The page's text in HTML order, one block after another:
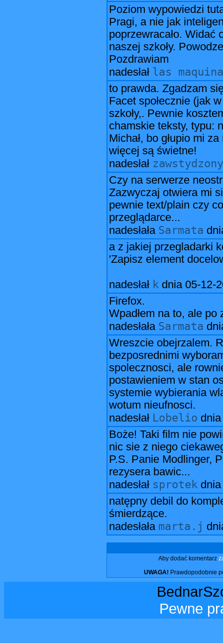
Poziom wypowiedzi
Pragi, a nie jak
poprzewracało.
naszej szkoły.
Pozdrawiam
nadesłał las
to prawda. Zgadzam
Facet społecznie (jak
szkoły,. Pewnie
chamskie teksty, typu:
Michał, bo głupio mi
więcej są świetne!
nadesłał zawstydzony
Czy na serwerze
Zazwyczaj otwiera mi
pewnie text/plain czy
przeglądarce...
nadesłała Sarmata
a z jakiej przegladarki
'Zapisz element
nadesłał k dnia 05-12-
Firefox.
Wpadłem na to, ale
nadesłała Sarmata
Wreszcie obejrzalem.
bezposrednimi
spolecznosci, ale
postawieniem w stan
systemie wybierania
wotum nieufnosci.
nadesłał Lobelio
Boże! Taki film nie
nic sie z niego
P.S. Panie Modlinger,
rezysera bawic...
nadesłał sprotek
natępny debil do
śmierdzące.
nadesłała marta.j
Aby dodać komentarz
UWAGA! Prawdopodobnie
Pewne